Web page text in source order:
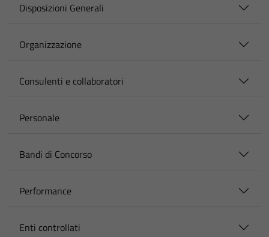
Disposizioni Generali
Organizzazione
Consulenti e collaboratori
Personale
Bandi di Concorso
Performance
Enti controllati